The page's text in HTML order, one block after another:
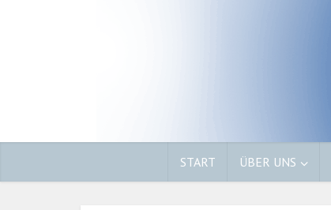
START ÜBER UNS